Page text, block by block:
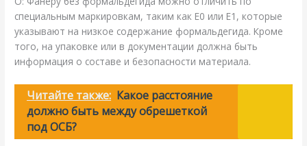
специальным маркировкам, таким как E0 или E1, которые
указывают на низкое содержание формальдегида. Кроме
того, на упаковке или в документации должна быть
информация о составе и безопасности материала.
Читайте также: Какое расстояние
должно быть между обрешеткой
под ОСБ?